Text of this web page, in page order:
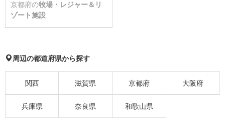
京都府の牧場・レジャー＆リ
ゾート施設
周辺の都道府県から探す
関西 滋賀県 京都府 大阪府
兵庫県 奈良県 和歌山県